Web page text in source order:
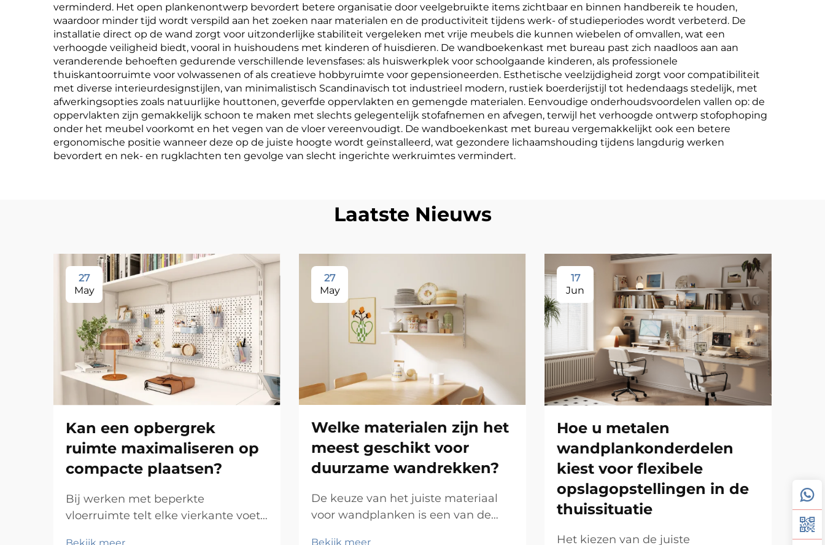
verminderd. Het open plankenontwerp bevordert betere organisatie door veelgebruikte items zichtbaar en binnen handbereik te houden,
waardoor minder tijd wordt verspild aan het zoeken naar materialen en de productiviteit tijdens werk- of studieperiodes wordt verbeterd. De
installatie direct op de wand zorgt voor uitzonderlijke stabiliteit vergeleken met vrije meubels die kunnen wiebelen of omvallen, wat een
verhoogde veiligheid biedt, vooral in huishoudens met kinderen of huisdieren. De wandboekenkast met bureau past zich naadloos aan aan
veranderende behoeften gedurende verschillende levensfases: als huiswerkplek voor schoolgaande kinderen, als professionele
thuiskantoorruimte voor volwassenen of als creatieve hobbyruimte voor gepensioneerden. Esthetische veelzijdigheid zorgt voor compatibiliteit
met diverse interieurdesignstijlen, van minimalistisch Scandinavisch tot industrieel modern, rustiek boerderijstijl tot hedendaags stedelijk, met
afwerkingsopties zoals natuurlijke houttonen, geverfde oppervlakten en gemengde materialen. Eenvoudige onderhoudsvoordelen vallen op: de
oppervlakten zijn gemakkelijk schoon te maken met slechts gelegentelijk stofafnemen en afvegen, terwijl het verhoogde ontwerp stofophoping
onder het meubel voorkomt en het vegen van de vloer vereenvoudigt. De wandboekenkast met bureau vergemakkelijkt ook een betere
ergonomische positie wanneer deze op de juiste hoogte wordt geïnstalleerd, wat gezondere lichaamshouding tijdens langdurig werken
bevordert en nek- en rugklachten ten gevolge van slecht ingerichte werkruimtes vermindert.
Laatste Nieuws
27
May
Kan een opbergrek
ruimte maximaliseren op
compacte plaatsen?
Bij werken met beperkte
vloerruimte telt elke vierkante voet.
27
May
Welke materialen zijn het
meest geschikt voor
duurzame wandrekken?
De keuze van het juiste materiaal
voor wandplanken is een van de
Bekijk meer
17
Jun
Hoe u metalen
wandplankonderdelen
kiest voor flexibele
opslagopstellingen in de
thuissituatie
Het kiezen van de juiste